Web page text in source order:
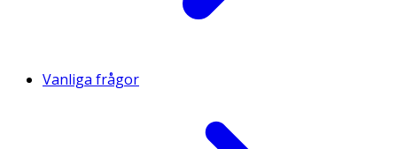
Vanliga frågor